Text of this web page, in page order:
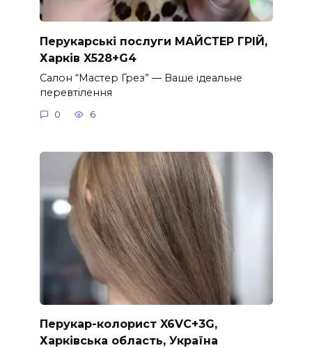
Перукарські послуги МАЙСТЕР ГРІЙ,
Харків X528+G4
Салон “Мастер Грез” — Ваше ідеальне
перевтілення
0 6
Перукар-колорист X6VC+3G,
Харківська область, Україна